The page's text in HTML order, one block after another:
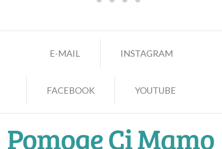
E-MAIL INSTAGRAM
FACEBOOK YOUTUBE